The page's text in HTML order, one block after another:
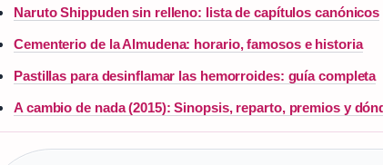
Naruto Shippuden sin relleno: lista de capítulos canónicos
Cementerio de la Almudena: horario, famosos e historia
Pastillas para desinflamar las hemorroides: guía completa
A cambio de nada (2015): Sinopsis, reparto, premios y